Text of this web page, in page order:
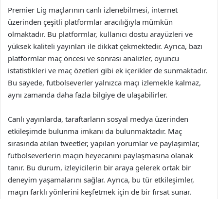
Premier Lig maçlarının canlı izlenebilmesi, internet
üzerinden çeşitli platformlar aracılığıyla mümkün
olmaktadır. Bu platformlar, kullanıcı dostu arayüzleri ve
yüksek kaliteli yayınları ile dikkat çekmektedir. Ayrıca, bazı
platformlar maç öncesi ve sonrası analizler, oyuncu
istatistikleri ve maç özetleri gibi ek içerikler de sunmaktadır.
Bu sayede, futbolseverler yalnızca maçı izlemekle kalmaz,
aynı zamanda daha fazla bilgiye de ulaşabilirler.
Canlı yayınlarda, taraftarların sosyal medya üzerinden
etkileşimde bulunma imkanı da bulunmaktadır. Maç
sırasında atılan tweetler, yapılan yorumlar ve paylaşımlar,
futbolseverlerin maçın heyecanını paylaşmasına olanak
tanır. Bu durum, izleyicilerin bir araya gelerek ortak bir
deneyim yaşamalarını sağlar. Ayrıca, bu tür etkileşimler,
maçın farklı yönlerini keşfetmek için de bir fırsat sunar.